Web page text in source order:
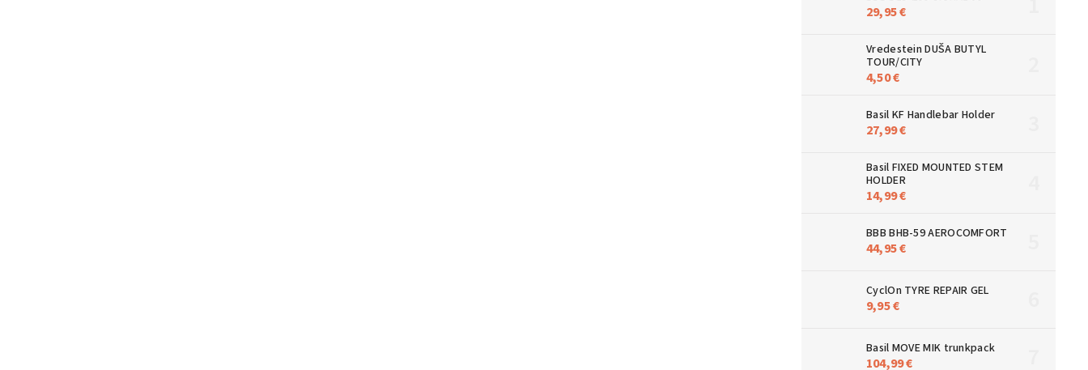
29,95 €
Vredestein DUŠA BUTYL
TOUR/CITY
4,50 €
Basil KF Handlebar Holder
27,99 €
Basil FIXED MOUNTED STEM
HOLDER
14,99 €
BBB BHB-59 AEROCOMFORT
44,95 €
CyclOn TYRE REPAIR GEL
9,95 €
Basil MOVE MIK trunkpack
104,99 €